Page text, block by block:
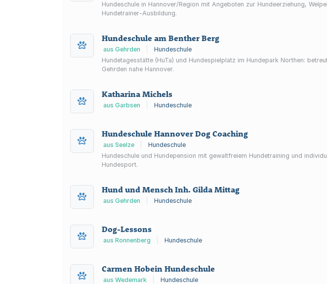
Hundeschule in Hannover/Region mit Angeboten zur Hundeerziehung,
Hundetrainer-Ausbildung.
Hundeschule am Benther Berg
aus Gehrden
Hundeschule
Hundetagesstätte (HuTa) und Hundespielplatz im Hundepark Northen:
Gehrden nahe Hannover.
Katharina Michels
aus Garbsen Hundeschule
Hundeschule Hannover Dog Coaching
aus Seelze
Hundeschule
Hundeschule und Hundepension mit gewaltfreiem Hundetraining und
Hundesport.
Hund und Mensch Inh. Gilda Mittag
aus Gehrden Hundeschule
Dog-Lessons
aus Ronnenberg Hundeschule
Carmen Hobein Hundeschule
aus Wedemark
Hundeschule